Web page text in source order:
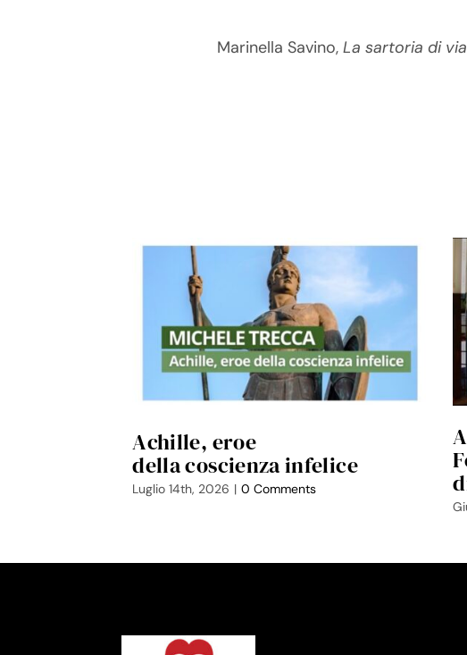
Marinella Savino,La sartoria di
Achille, eroe
della coscienza infelice
Luglio 14th, 2026 | 0 Comments